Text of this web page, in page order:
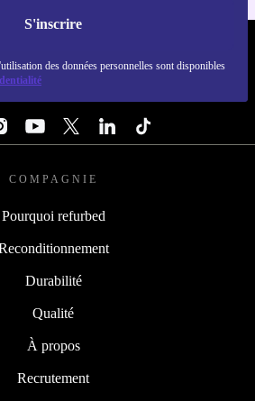
S'inscrire
des données personnelles sont disponibles
COMPAGNIE
Pourquoi refurbed
Durabilité
Qualité
À propos
Recrutement